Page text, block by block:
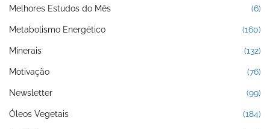
Melhores Estudos do Mês (6)
Metabolismo Energético (160)
Minerais (132)
Motivação (76)
Newsletter (99)
Óleos Vegetais (184)